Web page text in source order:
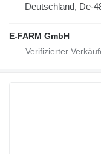
Deutschland, De-
E-FARM GmbH